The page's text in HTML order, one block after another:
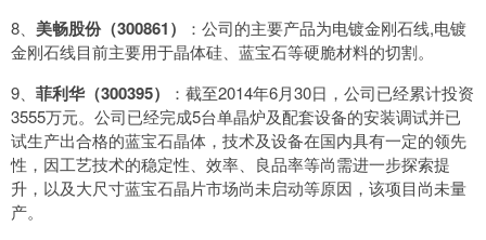
8、 美畅股份（300861）
：公司的主要产品为电镀金刚石线,电镀
金刚石线目前主要用于晶体硅、蓝宝石等硬脆材料的切割。
9、 菲利华（300395）
：截至2014年6月30日，公司已经累计投资
3555万元。公司已经完成5台单晶炉及配套设备的安装调试并已
试生产出合格的蓝宝石晶体，技术及设备在国内具有一定的领先
性，因工艺技术的稳定性、效率、良品率等尚需进一步探索提
升，以及大尺寸蓝宝石晶片市场尚未启动等原因，该项目尚未量
产。